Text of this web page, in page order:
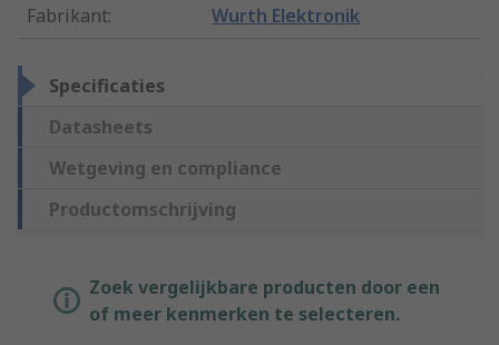
Fabrikant: Wurth Elektronik
Specificaties
Datasheets
Wetgeving en compliance
Productomschrijving
Zoek vergelijkbare producten door een
of meer kenmerken te selecteren.